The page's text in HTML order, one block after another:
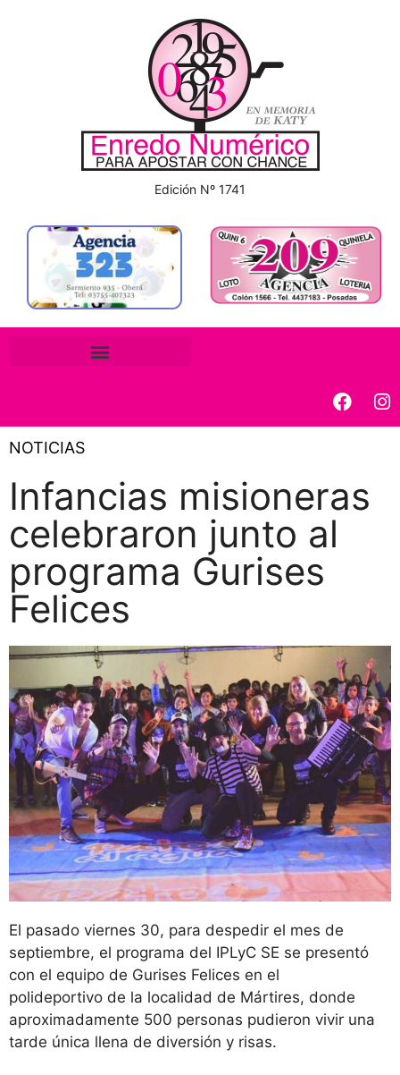
Edición Nº 1741
NOTICIAS
Infancias misioneras
celebraron junto al
programa Gurises
Felices
El pasado viernes 30, para despedir el mes de
septiembre, el programa del IPLyC SE se presentó
con el equipo de Gurises Felices en el
polideportivo de la localidad de Mártires, donde
aproximadamente 500 personas pudieron vivir una
tarde única llena de diversión y risas.